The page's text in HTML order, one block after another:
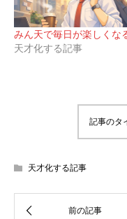
みん天で毎日が楽しくな
天才化する記事
記事のタ
天才化する記事